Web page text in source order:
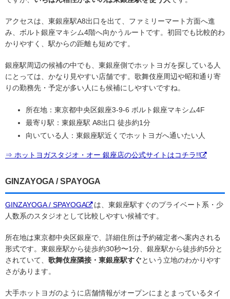
アクセスは、東銀座駅A8出口を出て、ファミリーマート方面へ進
み、ボルト銀座マキシム4階へ向かうルートです。初回でも比較的わ
かりやすく、駅からの距離も短めです。
銀座駅周辺の候補の中でも、東銀座側でホットヨガを探している人
にとっては、かなり見やすい店舗です。歌舞伎座周辺や昭和通り寄
りの勤務先・予定が多い人にも候補にしやすいですね。
所在地：東京都中央区銀座3-9-6 ボルト銀座マキシム4F
最寄り駅：東銀座駅 A8出口 徒歩約1分
向いている人：東銀座駅近くでホットヨガへ通いたい人
⇒ ホットヨガスタジオ・オー 銀座店の公式サイトはコチラ!!
GINZAYOGA / SPAYOGA
GINZAYOGA / SPAYOGA
は、東銀座駅すぐのプライベート系・少
人数系のスタジオとして比較しやすい候補です。
所在地は東京都中央区銀座で、詳細住所は予約確定者へ案内される
形式です。東銀座駅から徒歩約30秒〜1分、銀座駅から徒歩約5分と
されていて、 歌舞伎座隣接・東銀座駅すぐという立地のわかりやす
さがあります。
大手ホットヨガのように店舗情報がオープンにまとまっているタイ